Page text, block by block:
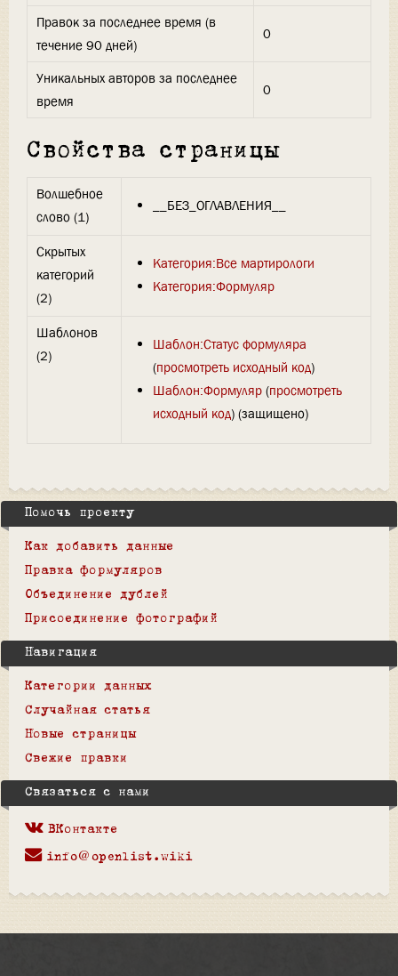
Правок за последнее время (в
течение 90 дней)
0
Уникальных авторов за последнее
время
0
Свойства страницы
Волшебное
слово (1)
__БЕЗ_ОГЛАВЛЕНИЯ__
Скрытых
категорий
(2)
Категория:Все мартирологи
Категория:Формуляр
Шаблонов
(2)
Шаблон:Статус формуляра
(просмотреть исходный код)
Шаблон:Формуляр(просмотреть
исходный код) (защищено)
Помочь проекту
Как добавить данные
Правка формуляров
Объединение дублей
Присоединение фотографий
Навигация
Категории данных
Случайная статья
Новые страницы
Свежие правки
Связаться с нами
ВКонтакте
info@openlist.wiki